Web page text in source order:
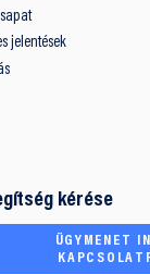
jelentések
kérése
ÜGYMENET